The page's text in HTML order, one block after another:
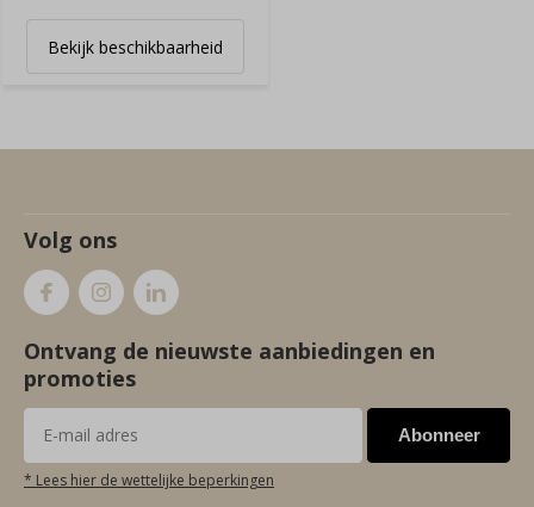
Bekijk beschikbaarheid
Volg ons
Ontvang de nieuwste aanbiedingen en
promoties
Abonneer
* Lees hier de wettelijke beperkingen